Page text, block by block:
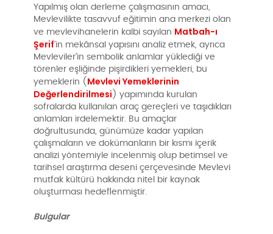
Yapılmış olan derleme çalışmasının amacı,
Mevlevilikte tasavvuf eğitimin ana merkezi olan
ve mevlevihanelerin kalbi sayılan Matbah-ı
Şerif’in mekânsal yapısını analiz etmek, ayrıca
Mevleviler’in sembolik anlamlar yüklediği ve
törenler eşliğinde pişirdikleri yemekleri, bu
yemeklerin ( Mevlevi Yemeklerinin
Değerlendirilmesi ) yapımında kurulan
sofralarda kullanılan araç gereçleri ve taşıdıkları
anlamları irdelemektir. Bu amaçlar
doğrultusunda, günümüze kadar yapılan
çalışmaların ve dokümanların bir kısmı içerik
analizi yöntemiyle incelenmiş olup betimsel ve
tarihsel araştırma deseni çerçevesinde Mevlevi
mutfak kültürü hakkında nitel bir kaynak
oluşturması hedeflenmiştir.
Bulgular